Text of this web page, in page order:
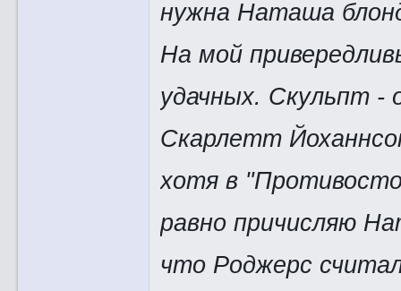
нужна Наташа
На мой
удачных. Скульпт -
Скарлетт
хотя в
равно причисляю
что Роджерс